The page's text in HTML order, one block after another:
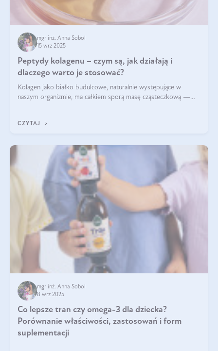
mgr inż. Anna Sobol
15 wrz 2025
Peptydy kolagenu – czym są, jak działają i
dlaczego warto je stosować?
Kolagen jako białko budulcowe, naturalnie występujące w
naszym organizmie, ma całkiem sporą masę cząsteczkową —
bardziej biodostępny
CZYTAJ
mgr inż. Anna Sobol
8 wrz 2025
Co lepsze tran czy omega-3 dla dziecka?
Porównanie właściwości, zastosowań i form
suplementacji